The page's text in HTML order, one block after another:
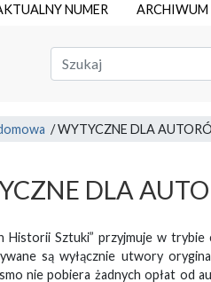
NUMER ARCHIWUM
/WYTYCZNE DLA
DLA
Historii Sztuki” przyjmuje w
są wyłącznie utwory
nie pobiera żadnych opłat od